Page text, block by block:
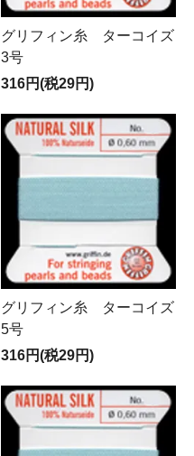
グリフィン糸 ターコイズ
3号
316円(税29円)
グリフィン糸 ターコイズ
5号
316円(税29円)